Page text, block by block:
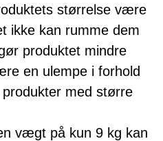
størrelse være
ikke kan rumme dem
produktet mindre
en ulempe i forhold
med større
vægt på kun 9 kg kan